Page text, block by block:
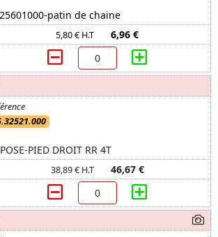
patin de chaine
5,80 € H.T 6,96 €
PIED DROIT RR 4T
38,89 € H.T 46,67 €